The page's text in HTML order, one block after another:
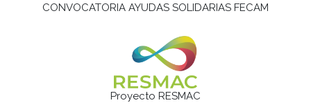
CONVOCATORIA AYUDAS SOLIDARIAS FECAM
Proyecto RESMAC